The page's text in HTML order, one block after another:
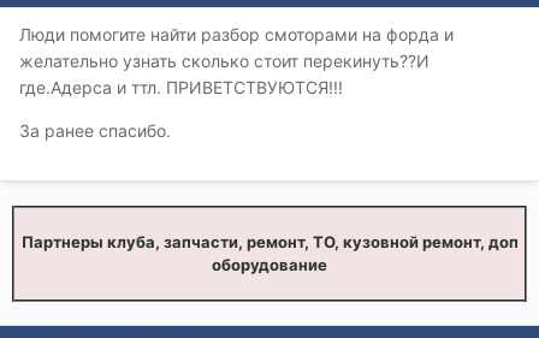
Люди помогите найти разбор смоторами на форда и
желательно узнать сколько стоит перекинуть??И
где.Адерса и ттл. ПРИВЕТСТВУЮТСЯ!!!
За ранее спасибо.
Партнеры клуба, запчасти, ремонт, ТО, кузовной ремонт, доп
оборудование